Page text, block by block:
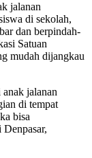
jalanan
di sekolah,
dan berpindah-
Satuan
mudah dijangkau
jalanan
di tempat
bisa